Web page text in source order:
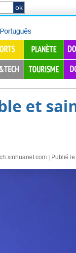
et
| Publié le